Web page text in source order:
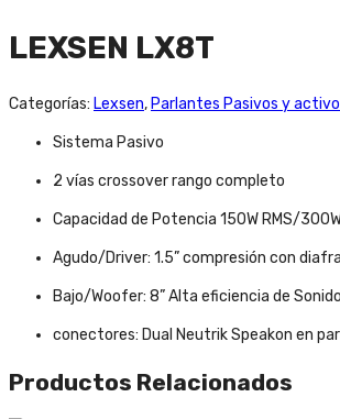
LEXSEN LX8T
Categorías: Lexsen, Parlantes Pasivos y
Sistema Pasivo
2 vías crossover rango completo
Capacidad de Potencia 150W RMS/
Agudo/Driver: 1.5” compresión con
Bajo/Woofer: 8” Alta eficiencia de
conectores: Dual Neutrik Speakon en
Productos Relacionados